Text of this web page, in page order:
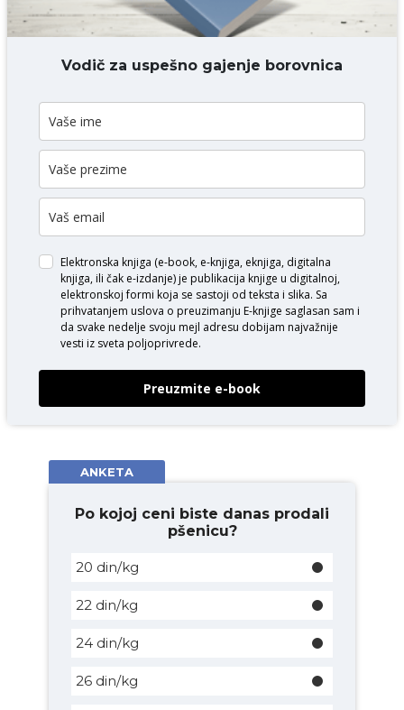
DODAJ KOMENTAR
Vodič za uspešno gajenje borovnica
Elektronska knjiga (e-book, e-knjiga, eknjiga, digitalna
knjiga, ili čak e-izdanje) je publikacija knjige u digitalnoj,
elektronskoj formi koja se sastoji od teksta i slika. Sa
prihvatanjem uslova o preuzimanju E-knjige saglasan sam i
da svake nedelje svoju mejl adresu dobijam najvažnije
vesti iz sveta poljoprivrede.
Preuzmite e-book
ANKETA
Po kojoj ceni biste danas prodali
pšenicu?
20 din/kg
22 din/kg
24 din/kg
26 din/kg